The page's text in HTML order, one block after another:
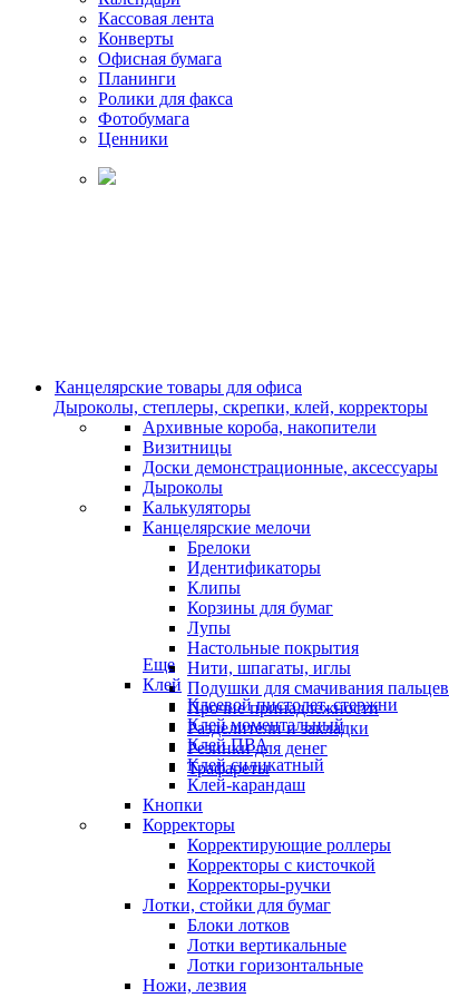
Кассовая лента
Конверты
Офисная бумага
Планинги
Ролики для факса
Фотобумага
Ценники
Канцелярские товары для офиса
Дыроколы, степлеры, скрепки, клей, корректоры
Архивные короба, накопители
Визитницы
Доски демонстрационные, аксессуары
Дыроколы
Калькуляторы
Канцелярские мелочи
Брелоки
Идентификаторы
Клипы
Корзины для бумаг
Лупы
Настольные покрытия
Нити, шпагаты, иглы
Подушки для смачивания пальцев
Прочие принадлежности
Разделители и закладки
Резинки для денег
Трафареты
Еще
Клей
Клеевой пистолет, стержни
Клей моментальный
Клей ПВА
Клей силикатный
Клей-карандаш
Кнопки
Корректоры
Корректирующие роллеры
Корректоры с кисточкой
Корректоры-ручки
Лотки, стойки для бумаг
Блоки лотков
Лотки вертикальные
Лотки горизонтальные
Ножи, лезвия